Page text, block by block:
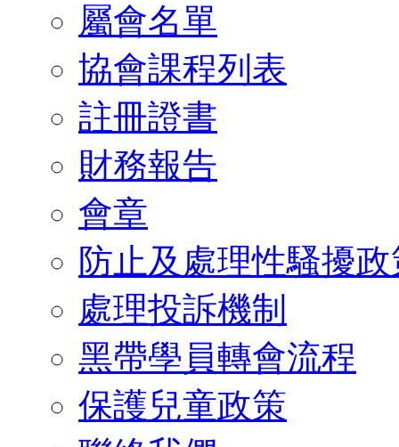
屬會名單
協會課程列表
註冊證書
財務報告
會章
防止及處理性騷擾
處理投訴機制
黑帶學員轉會流程
保護兒童政策